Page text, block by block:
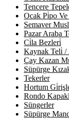
Tencere
Ocak Pi̇po Ve
Semaver
Pazar Araba
Ci̇la Bezleri̇
Kaynak Teli̇ /
Çay Kazan
Süpürge
Tekerler
Hortum
Rondo
Süngerler
Süpürge